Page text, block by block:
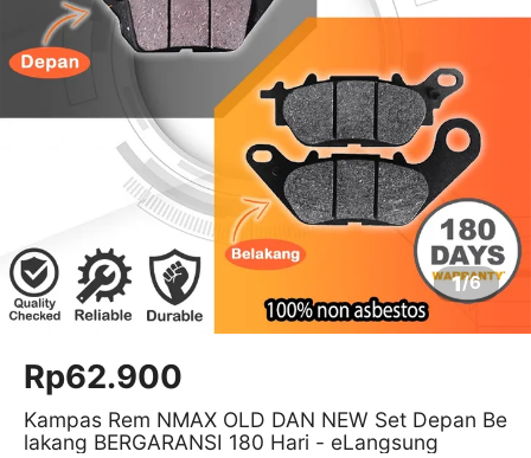
1/6
Rp62.900
Kampas Rem NMAX OLD DAN NEW Set Depan Be
lakang BERGARANSI 180 Hari - eLangsung